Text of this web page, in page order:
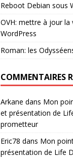
Reboot Debian sous
OVH: mettre à jour la
WordPress
Roman: les
COMMENTAIRES
Arkane dans Mon
et présentation de
prometteur
Eric78 dans Mon
présentation de Life